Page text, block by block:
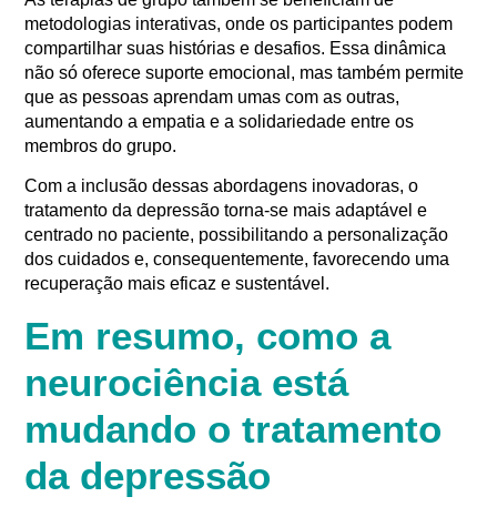
metodologias interativas, onde os participantes podem
compartilhar suas histórias e desafios. Essa dinâmica
não só oferece suporte emocional, mas também permite
que as pessoas aprendam umas com as outras,
aumentando a empatia e a solidariedade entre os
membros do grupo.
Com a inclusão dessas abordagens inovadoras, o
tratamento da depressão torna-se mais adaptável e
centrado no paciente, possibilitando a personalização
dos cuidados e, consequentemente, favorecendo uma
recuperação mais eficaz e sustentável.
Em resumo, como a
neurociência está
mudando o tratamento
da depressão